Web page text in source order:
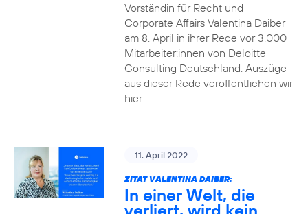
Vorständin für Recht und
Corporate Affairs Valentina Daiber
am 8. April in ihrer Rede vor 3.000
Mitarbeiter:innen von Deloitte
Consulting Deutschland. Auszüge
aus dieser Rede veröffentlichen wir
hier.
11. April 2022
ZITAT VALENTINA DAIBER:
In einer Welt, die
verliert, wird kein